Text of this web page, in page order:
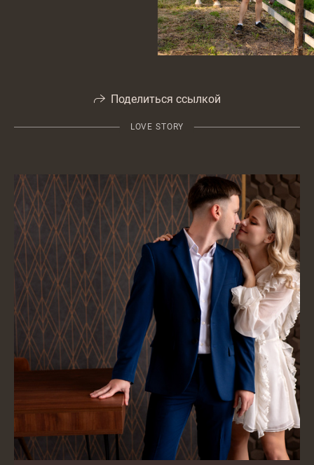
Поделиться ссылкой
LOVE STORY